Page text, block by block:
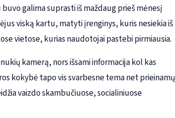
galima suprasti iš maždaug prieš mėnesį
viską kartu, matyti įrenginys, kuris nesiekia iš
vietose, kurias naudotojai pastebi pirmiausia.
kamerą, nors išsami informacija kol kas
kokybė tapo vis svarbesne tema net prieinamų
vaizdo skambučiuose, socialiniuose